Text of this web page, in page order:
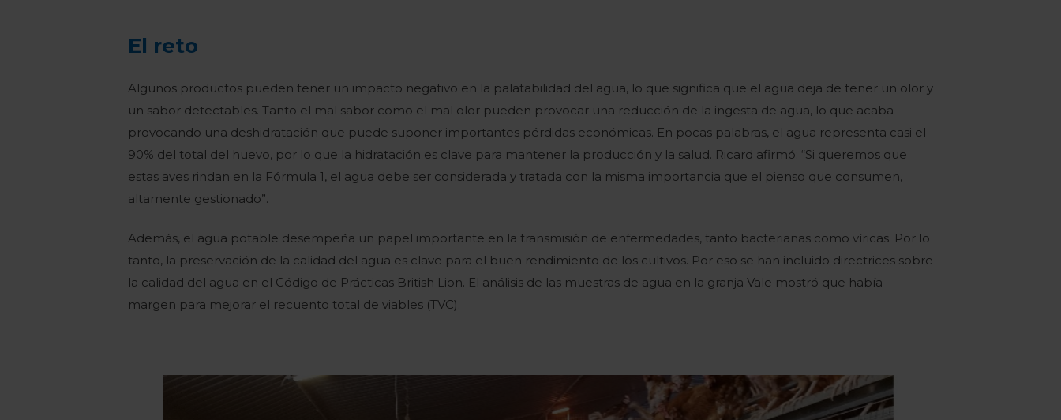
El reto
Algunos productos pueden tener un impacto negativo en la palatabilidad del agua, lo que significa que el agua deja de tener un olor y
un sabor detectables. Tanto el mal sabor como el mal olor pueden provocar una reducción de la ingesta de agua, lo que acaba
provocando una deshidratación que puede suponer importantes pérdidas económicas. En pocas palabras, el agua representa casi el
90% del total del huevo, por lo que la hidratación es clave para mantener la producción y la salud. Ricard afirmó: “Si queremos que
estas aves rindan en la Fórmula 1, el agua debe ser considerada y tratada con la misma importancia que el pienso que consumen,
altamente gestionado”.
Además, el agua potable desempeña un papel importante en la transmisión de enfermedades, tanto bacterianas como víricas. Por lo
tanto, la preservación de la calidad del agua es clave para el buen rendimiento de los cultivos. Por eso se han incluido directrices sobre
la calidad del agua en el Código de Prácticas British Lion. El análisis de las muestras de agua en la granja Vale mostró que había
margen para mejorar el recuento total de viables (TVC).